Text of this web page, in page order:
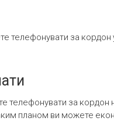
телефонувати за кордон
телефонувати за
планом ви можете